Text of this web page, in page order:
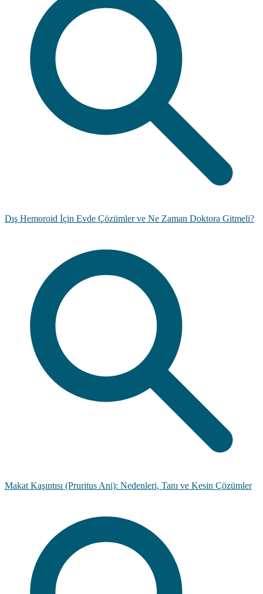
Dış Hemoroid İçin Evde Çözümler ve Ne Zaman Doktora Gitmeli?
Makat Kaşıntısı (Pruritus Ani): Nedenleri, Tanı ve Kesin Çözümler